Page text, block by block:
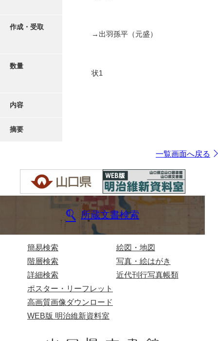
作成・受取
→出羽孫平（元盛）
数量
状1
内容
摘要
一覧画面へ戻る
所蔵文書検索
簡易検索
階層検索
詳細検索
絵図・地図
写真・絵はがき
近代刊行写真帳類
ポスター・リーフレット
高画質画像ダウンロード
WEB版 明治維新資料室